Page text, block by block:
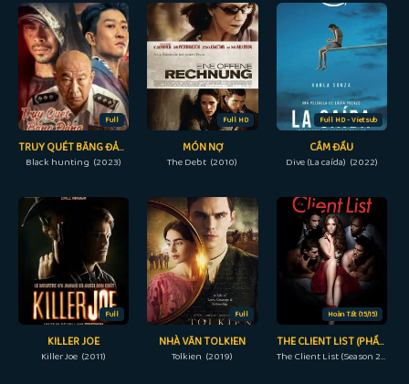
Full
TRUY QUÉT BĂNG ĐẢNG
Black hunting (2023)
Full HD
MÓN NỢ
The Debt (2010)
Full HD - Vietsub
CẮM ĐẦU
Dive (La caída) (2022)
Full
KILLER JOE
Killer Joe (2011)
Full
NHÀ VĂN TOLKIEN
Tolkien (2019)
Hoàn Tất (15/15)
THE CLIENT LIST (PHẦN 2)
The Client List (Season 2) (2013)